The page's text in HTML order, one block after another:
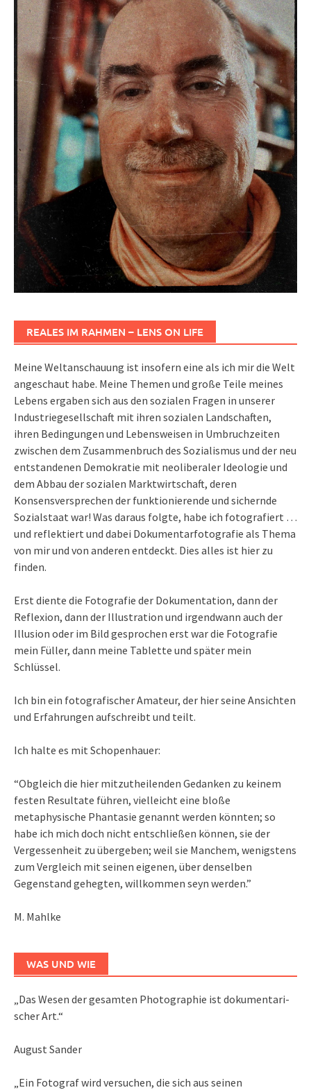
REALES IM RAHMEN – LENS ON LIFE
Meine Weltanschauung ist insofern eine als ich mir die Welt
angeschaut habe. Meine Themen und große Teile meines
Lebens ergaben sich aus den sozialen Fragen in unserer
Industriegesellschaft mit ihren sozialen Landschaften,
ihren Bedingungen und Lebensweisen in Umbruchzeiten
zwischen dem Zusammenbruch des Sozialismus und der neu
entstandenen Demokratie mit neoliberaler Ideologie und
dem Abbau der sozialen Marktwirtschaft, deren
Konsensversprechen der funktionierende und sichernde
Sozialstaat war! Was daraus folgte, habe ich fotografiert …
und reflektiert und dabei Dokumentarfotografie als Thema
von mir und von anderen entdeckt. Dies alles ist hier zu
finden.
Erst diente die Fotografie der Dokumentation, dann der
Reflexion, dann der Illustration und irgendwann auch der
Illusion oder im Bild gesprochen erst war die Fotografie
mein Füller, dann meine Tablette und später mein
Schlüssel.
Ich bin ein fotografischer Amateur, der hier seine Ansichten
und Erfahrungen aufschreibt und teilt.
Ich halte es mit Schopenhauer:
“Obgleich die hier mitzutheilenden Gedanken zu keinem
festen Resultate führen, vielleicht eine bloße
metaphysische Phantasie genannt werden könnten; so
habe ich mich doch nicht entschließen können, sie der
Vergessenheit zu übergeben; weil sie Manchem, wenigstens
zum Vergleich mit seinen eigenen, über denselben
Gegenstand gehegten, willkommen seyn werden.”
M. Mahlke
WAS UND WIE
„Das We­sen der ge­sam­ten Pho­to­gra­phie ist do­ku­men­ta­ri­
scher Art.“
August Sander
„Ein Fotograf wird versuchen, die sich aus seinen